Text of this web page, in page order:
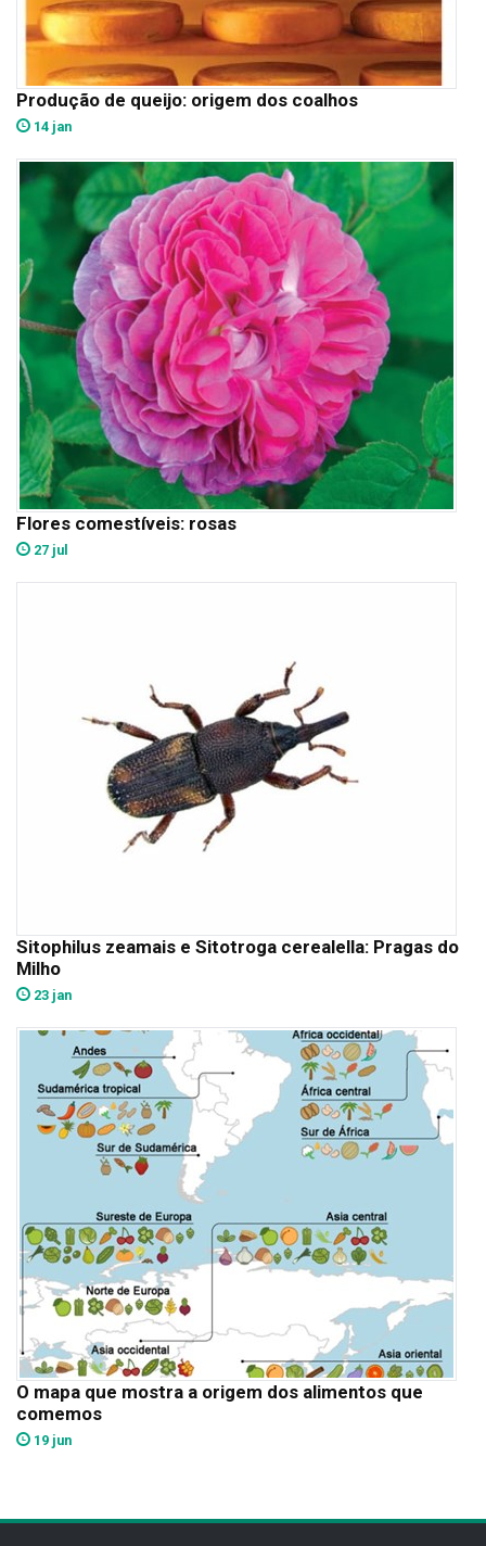
Produção de queijo: origem dos coalhos
14 jan
Flores comestíveis: rosas
27 jul
Sitophilus zeamais e Sitotroga cerealella: Pragas do
Milho
23 jan
O mapa que mostra a origem dos alimentos que
comemos
19 jun